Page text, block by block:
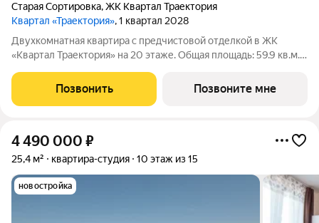
Старая Сортировка,ЖК Квартал Траектория
Квартал «Траектория», 1 квартал 2028
Двухкомнатная квартира с предчистовой отделкой в ЖК
«Квартал Траектория» на 20 этаже. Общая площадь: 59.9 кв.м.,
кв.м. Квартира угловая, идеально подойдет любителям
тишины и панорамных видов.
Позвонить Позвоните мне
4 490 000 ₽
25,4 м² квартира-студия 10 этаж из 15
новостройка